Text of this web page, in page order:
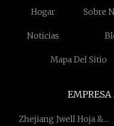
Hogar Sobre
Noticias
Mapa Del Sitio
Zhejiang Jwell Hoja &